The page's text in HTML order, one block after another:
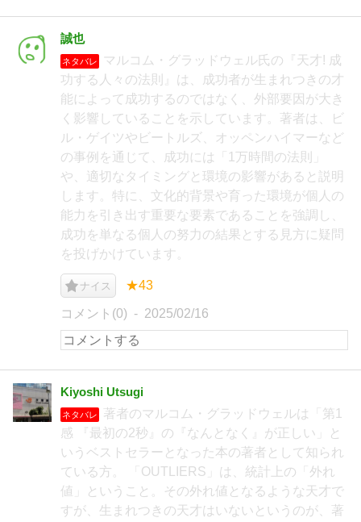
誠也
ネタバレ
マルコム・グラッドウェル氏の『天才! 成
功する人々の法則』は、成功者が生まれつきの才
能によって成功するのではなく、外部要因が大き
く影響していることを示しています。著者は、ビ
ル・ゲイツやビートルズ、オッペンハイマーなど
の事例を通じて、成功には「1万時間の法則」
や、適切なタイミングと環境の影響があると説明
します。特に、文化的背景や育った環境が個人の
能力を引き出す重要な要素であることを強調し、
成功を単なる個人の努力の結果とする見方に疑問
を投げかけています。
ナイス ★43
コメント(0) 2025/02/16
Kiyoshi Utsugi
ネタバレ
著者のマルコム・グラッドウェルは「第1
感 『最初の2秒』の『なんとなく』が正しい」と
いうベストセラーとなった本の著者として知られ
ている方。 「OUTLIERS」は、統計上の「外れ
値」ということ。その外れ値となるような天才で
すが、生まれつきの天才はいないというのが、著